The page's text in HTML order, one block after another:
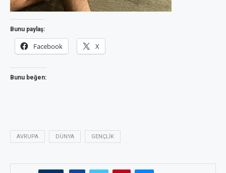
Bunu paylaş:
Facebook X
Bunu beğen:
AVRUPA DÜNYA GENÇLIK